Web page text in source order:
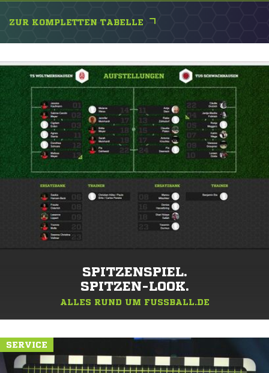
ZUR KOMPLETTEN TABELLE
SPITZENSPIEL.
SPITZEN-LOOK.
ALLES RUND UM FUSSBALL.DE
SERVICE